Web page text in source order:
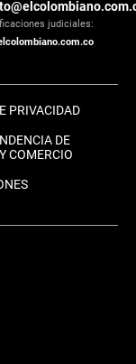
judiciales:
PRIVACIDAD
DE
COMERCIO